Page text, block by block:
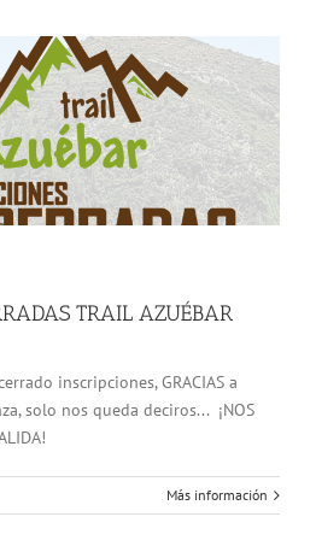
TRAIL AZUÉBAR
inscripciones, GRACIAS a
solo nos queda deciros... ¡NOS
Más información